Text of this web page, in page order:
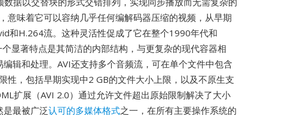
意味着它可以容纳几乎任何编解码器压缩的视频，从早期
和H.264流。这种灵活性促成了它在整个1990年代和
显著特点是其简洁的内部结构，与更复杂的现代容器相
辑和处理。AVI还支持多个音频流，可在单个文件中包含
性，包括早期实现中2 GB的文件大小上限，以及不原生支
扩展（AVI 2.0）通过允许文件超出原始限制解决了大小
是最被广泛认可的多媒体格式之一，在所有主要操作系统的